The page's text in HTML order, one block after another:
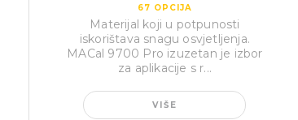
67 OPCIJA
Materijal koji u potpunosti
iskorištava snagu osvjetljenja.
MACal 9700 Pro izuzetan je izbor
za aplikacije s r...
VIŠE